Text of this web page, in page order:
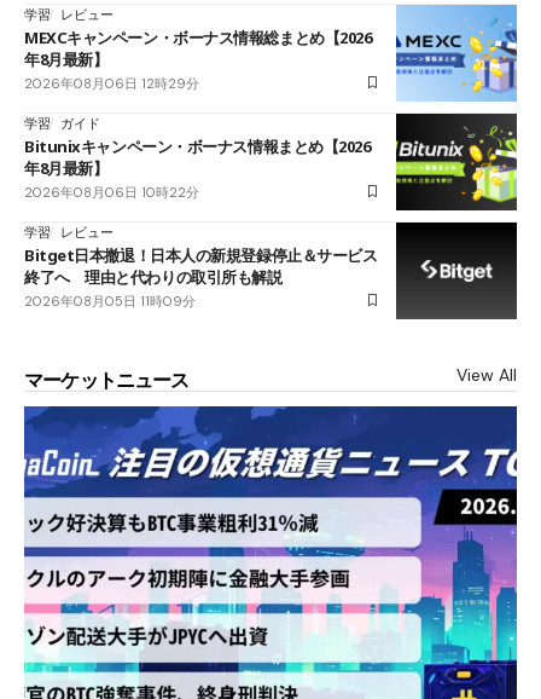
学習 レビュー
MEXCキャンペーン・ボーナス情報総まとめ【2026
年8月最新】
2026年08月06日 12時29分
学習 ガイド
Bitunixキャンペーン・ボーナス情報まとめ【2026
年8月最新】
2026年08月06日 10時22分
学習 レビュー
Bitget日本撤退！日本人の新規登録停止＆サービス
終了へ 理由と代わりの取引所も解説
2026年08月05日 11時09分
マーケットニュース View All